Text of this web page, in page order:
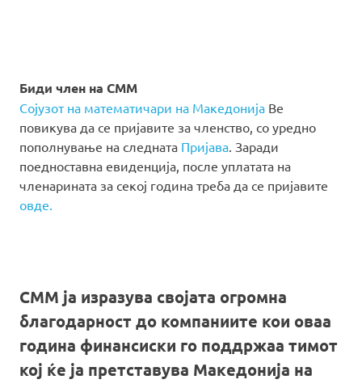
Биди член на СММ
Сојузот на математичари на Македонија Ве
повикува да се пријавите за членство, со уредно
пополнување на следната Пријава. Заради
поедноставна евиденција, после уплатата на
членарината за секој година треба да се пријавите
овде.
СММ ја изразува својата огромна
благодарност до компаниите кои оваа
година финансиски го поддржаа тимот
кој ќе ја претставува Македонија на